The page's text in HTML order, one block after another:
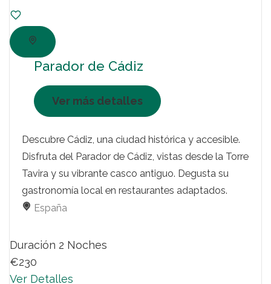
Parador de Cádiz
Ver más detalles
Descubre Cádiz, una ciudad histórica y accesible.
Disfruta del Parador de Cádiz, vistas desde la Torre
Tavira y su vibrante casco antiguo. Degusta su
gastronomía local en restaurantes adaptados.
España
Duración 2 Noches
€230
Ver Detalles